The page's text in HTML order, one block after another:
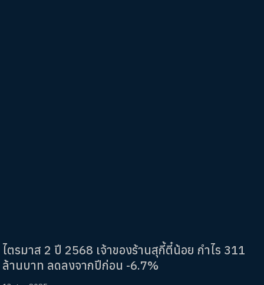
ไตรมาส 2 ปี 2568 เจ้าของร้านสุกี้ตี๋น้อย กำไร 311
ล้านบาท ลดลงจากปีก่อน -6.7%